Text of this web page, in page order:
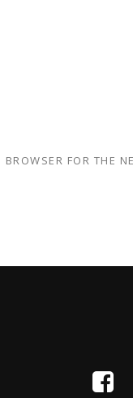
FOR THE